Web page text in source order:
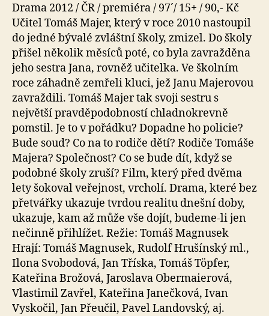
Drama 2012 / ČR / premiéra / 97´/ 15+ / 90,- Kč
Učitel Tomáš Majer, který v roce 2010 nastoupil
do jedné bývalé zvláštní školy, zmizel. Do školy
přišel několik měsíců poté, co byla zavražděna
jeho sestra Jana, rovněž učitelka. Ve školním
roce záhadně zemřeli kluci, jež Janu Majerovou
zavraždili. Tomáš Majer tak svoji sestru s
největší pravděpodobností chladnokrevně
pomstil. Je to v pořádku? Dopadne ho policie?
Bude soud? Co na to rodiče dětí? Rodiče Tomáše
Majera? Společnost? Co se bude dít, když se
podobné školy zruší? Film, který před dvěma
lety šokoval veřejnost, vrcholí. Drama, které bez
přetvářky ukazuje tvrdou realitu dnešní doby,
ukazuje, kam až může vše dojít, budeme-li jen
nečinně přihlížet. Režie: Tomáš Magnusek
Hrají: Tomáš Magnusek, Rudolf Hrušínský ml.,
Ilona Svobodová, Jan Tříska, Tomáš Töpfer,
Kateřina Brožová, Jaroslava Obermaierová,
Vlastimil Zavřel, Kateřina Janečková, Ivan
Vyskočil, Jan Přeučil, Pavel Landovský, aj.